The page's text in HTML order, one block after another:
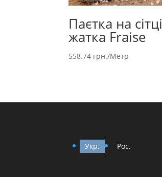
Паєтка на сітці
жатка Fraise
558.74 грн./Метр
Укр. Рос.